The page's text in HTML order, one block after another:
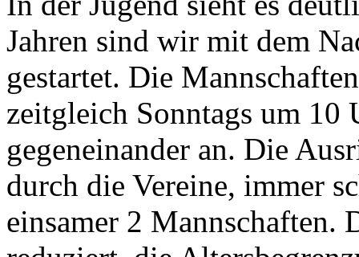
Jahren sind wir mit dem
gestartet. Die
zeitgleich Sonntags um 10
gegeneinander an. Die
durch die Vereine, immer
einsamer 2 Mannschaften.